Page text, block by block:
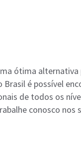
ótima
é possível
de todos os
conosco nos